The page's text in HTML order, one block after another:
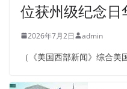
位获州级纪念日
2026年7月2日 admin
（《美国西部新闻》综合美